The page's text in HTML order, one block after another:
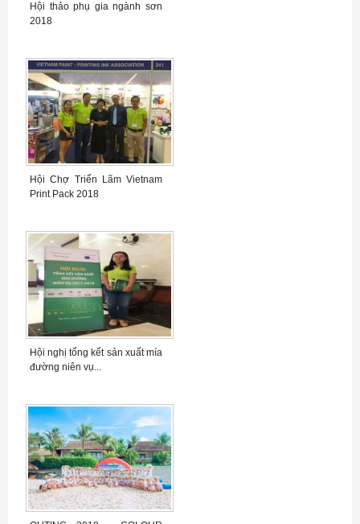
Hội thảo phụ gia ngành sơn
2018
Hội Chợ Triển Lãm Vietnam
Print Pack 2018
Hội nghị tổng kết sản xuất mía
đường niên vụ...